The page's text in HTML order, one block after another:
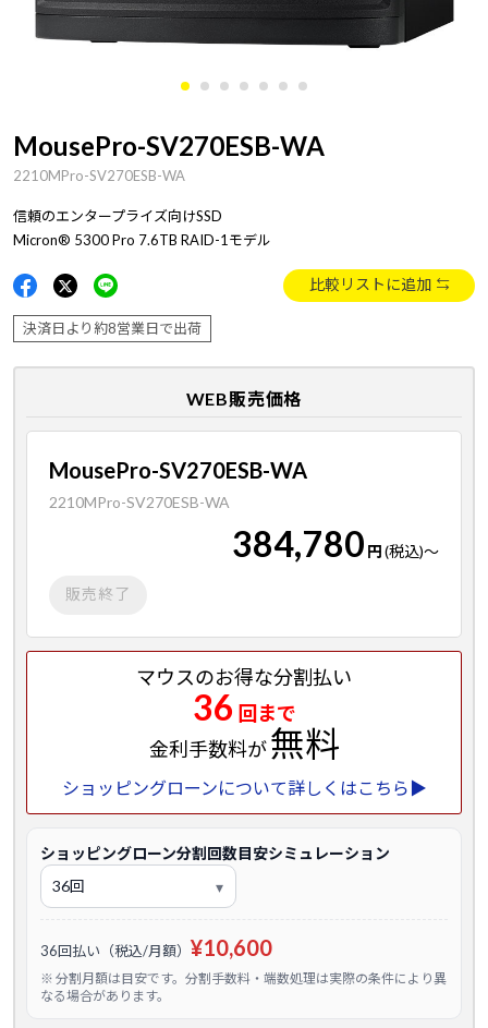
MousePro-SV270ESB-WA
2210MPro-SV270ESB-WA
信頼のエンタープライズ向けSSD
Micron® 5300 Pro 7.6TB RAID-1モデル
比較リストに追加
決済日より約8営業日で出荷
WEB販売価格
MousePro-SV270ESB-WA
2210MPro-SV270ESB-WA
384,780 円(税込)～
販売終了
マウスのお得な分割払い
36 回まで
金利手数料が無料
ショッピングローンについて詳しくはこちら▶
ショッピングローン分割回数目安シミュレーション
36回払い（税込/月額） ¥10,600
※ 分割月額は目安です。分割手数料・端数処理は実際の条件により異
なる場合があります。